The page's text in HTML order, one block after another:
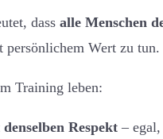
dass alle Menschen
persönlichem Wert zu tun.
Training leben:
Respekt –